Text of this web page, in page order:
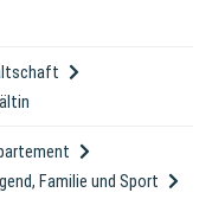
Familie und Sport